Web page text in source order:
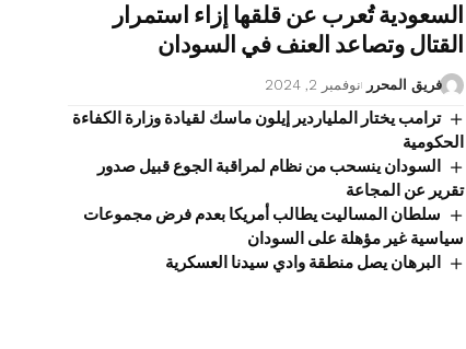
السعودية تُعرب عن قلقها إزاء استمرار
القتال وتصاعد العنف في السودان
فريق المحرر نوفمبر 2, 2024
ترامب يختار الملياردير إيلون ماسك لقيادة وزارة الكفاءة
الحكومية
السودان ينسحب من نظام لمراقبة الجوع قبيل صدور
تقرير عن المجاعة
سلطان المساليت يطالب أمريكا بعدم فرض مجموعات
سياسية غير مؤهلة على السودان
البرهان يصل منطقة وادي سيدنا العسكرية